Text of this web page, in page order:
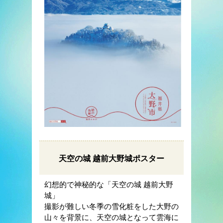
天空の城 越前大野城ポスター
幻想的で神秘的な「天空の城 越前大野
城」
撮影が難しい冬季の雪化粧をした大野の
山々を背景に、天空の城となって雲海に